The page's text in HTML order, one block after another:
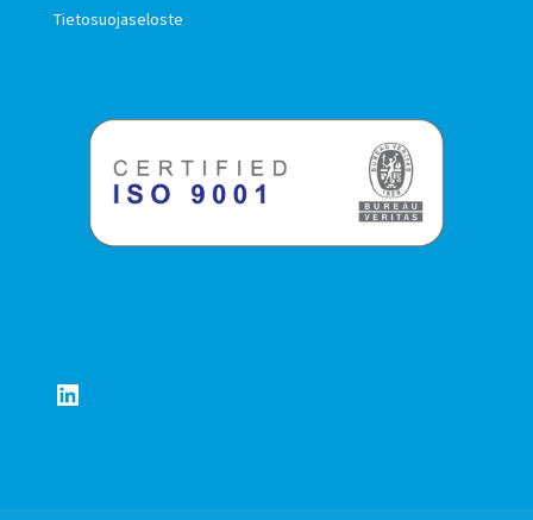
Tietosuojaseloste
LinkedIn